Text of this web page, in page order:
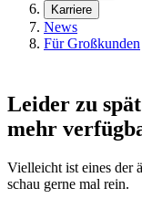
Karriere
News
Für Großkunden
Leider zu
mehr
Vielleicht ist eines der
schau gerne mal rein.